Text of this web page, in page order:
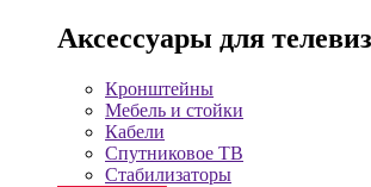
Аксессуары для
Кронштейны
Мебель и стойки
Кабели
Спутниковое ТВ
Стабилизаторы